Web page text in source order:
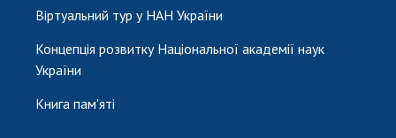
Віртуальний тур у НАН України
Концепція розвитку Національної академії наук
України
Книга пам'яті